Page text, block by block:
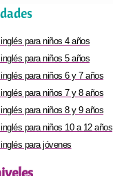
para niños 4 años
para niños 5 años
para niños 6 y 7 años
para niños 7 y 8 años
para niños 8 y 9 años
para niños 10 a 12 años
para jóvenes